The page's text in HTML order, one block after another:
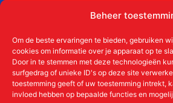
Beheer
Om de beste ervaringen te bieden, gebruiken
cookies om informatie over je apparaat op te
Door in te stemmen met deze technologieën
surfgedrag of unieke ID's op deze site
toestemming geeft of uw toestemming intrekt,
invloed hebben op bepaalde functies en
KvKnr:41011712
Meer over de Liudgerstichten